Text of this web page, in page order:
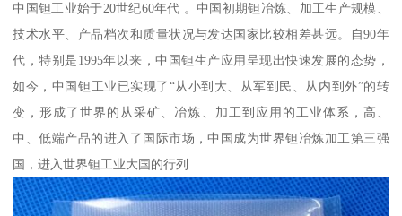
中国钽工业始于20世纪60年代 。中国初期钽冶炼、加工生产规模、
技术水平、产品档次和质量状况与发达国家比较相差甚远。自90年
代，特别是1995年以来，中国钽生产应用呈现出快速发展的态势，
如今，中国钽工业已实现了“从小到大、从军到民、从内到外”的转
变，形成了世界的从采矿、冶炼、加工到应用的工业体系，高、
中、低端产品的进入了国际市场，中国成为世界钽冶炼加工第三强
国，进入世界钽工业大国的行列